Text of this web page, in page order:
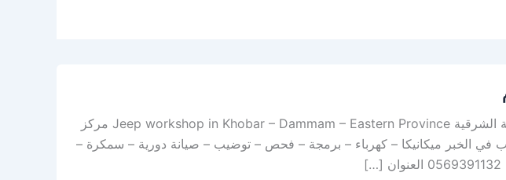
أفضل ورشة جيب في الخبر – الدمام – المنطقة الشرقية Jeep workshop in Khobar – Dammam – Eastern Province مركز
في الخبر ميكانيكا – كهرباء – برمجة – فحص – توضيب – صيانة دورية – سمكرة –